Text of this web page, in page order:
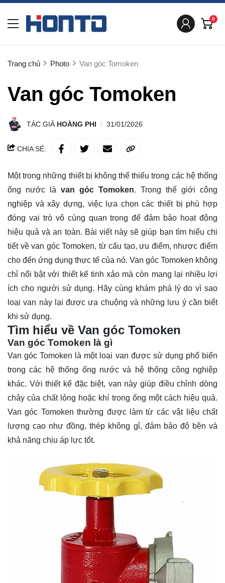
0
Trang chủ Photo Van góc Tomoken
Van góc Tomoken
TÁC GIẢ HOÀNG PHI 31/01/2026
CHIA SẺ:
Một trong những thiết bị không thể thiếu trong các hệ thống
ống nước là van góc Tomoken. Trong thế giới công
nghiệp và xây dựng, việc lựa chọn các thiết bị phù hợp
đóng vai trò vô cùng quan trọng để đảm bảo hoạt động
hiệu quả và an toàn. Bài viết này sẽ giúp bạn tìm hiểu chi
tiết về van góc Tomoken, từ cấu tạo, ưu điểm, nhược điểm
cho đến ứng dụng thực tế của nó. Van góc Tomoken không
chỉ nổi bật với thiết kế tinh xảo mà còn mang lại nhiều lợi
ích cho người sử dụng. Hãy cùng khám phá lý do vì sao
loại van này lại được ưa chuộng và những lưu ý cần biết
khi sử dụng.
Tìm hiểu về Van góc Tomoken
Van góc Tomoken là gì
Van góc Tomoken là một loại van được sử dụng phổ biến
trong các hệ thống ống nước và hệ thống công nghiệp
khác. Với thiết kế đặc biệt, van này giúp điều chỉnh dòng
chảy của chất lỏng hoặc khí trong ống một cách hiệu quả.
Van góc Tomoken thường được làm từ các vật liệu chất
lượng cao như đồng, thép không gỉ, đảm bảo độ bền và
khả năng chịu áp lực tốt.